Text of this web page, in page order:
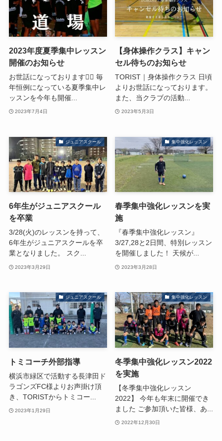
2023年度夏季集中レッスン
開催のお知らせ
お世話になっております🙇‍♂️ 毎
年恒例になっている夏季集中レ
ッスンを今年も開催...
2023年7月4日
【身体操作クラス】キャン
セル待ちのお知らせ
TORIST｜身体操作クラス 日頃
よりお世話になっております。
また、当クラブの活動...
2023年5月3日
ジュニアスクール
6年生がジュニアスクール
を卒業
3/28(火)のレッスンを持って、
6年生がジュニアスクールを卒
業となりました。 スク...
2023年3月29日
集中強化レッスン
春季集中強化レッスンを実
施
『春季集中強化レッスン』
3/27,28と2日間、特別レッスン
を開催しました！ 天候が...
2023年3月28日
ジュニアスクール
トミコーチ外部指導
横浜市緑区で活動する長津田ド
ラゴンズFC様よりお声掛け頂
き、TORISTからトミコー...
2023年1月29日
集中強化レッスン
冬季集中強化レッスン2022
を実施
【冬季集中強化レッスン
2022】 今年も年末に開催でき
ました ご参加頂いた皆様、あ...
2022年12月30日